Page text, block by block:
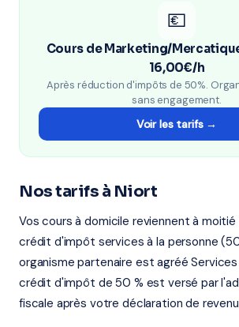
💶
Cours de Marketing/
16,00€/h
Après réduction d'impôts de 50%.
sans engagement.
Voir les tarifs →
Nos tarifs à Niort
Vos cours à domicile reviennent à moitié
crédit d'impôt services à la personne
organisme partenaire est agréé Services
crédit d'impôt de 50 % est versé par
fiscale après votre déclaration de